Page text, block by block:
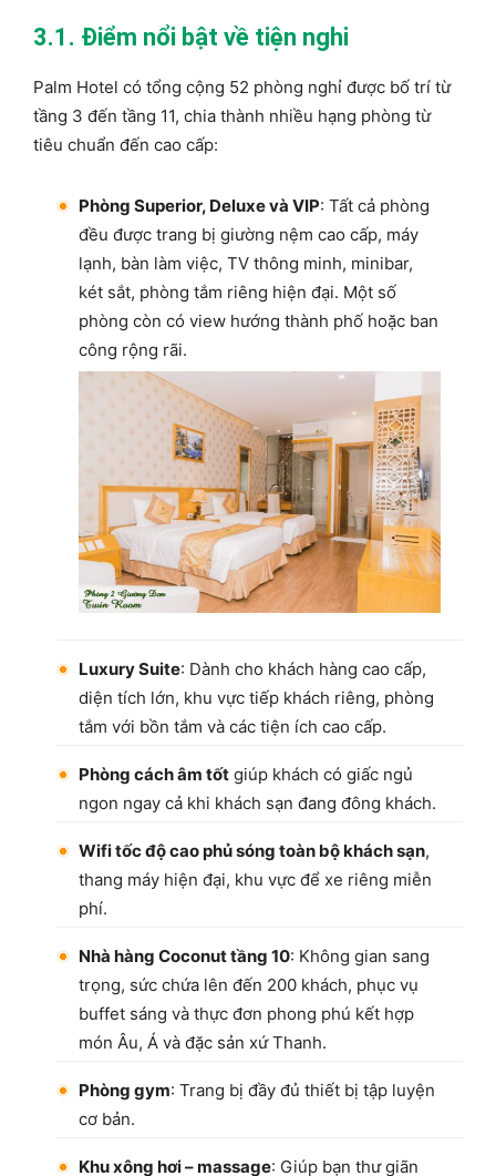
3.1. Điểm nổi bật về tiện nghi
Palm Hotel có tổng cộng 52 phòng nghỉ được bố trí từ
tầng 3 đến tầng 11, chia thành nhiều hạng phòng từ
tiêu chuẩn đến cao cấp:
Phòng Superior, Deluxe và VIP: Tất cả phòng
đều được trang bị giường nệm cao cấp, máy
lạnh, bàn làm việc, TV thông minh, minibar,
két sắt, phòng tắm riêng hiện đại. Một số
phòng còn có view hướng thành phố hoặc ban
công rộng rãi.
Luxury Suite: Dành cho khách hàng cao cấp,
diện tích lớn, khu vực tiếp khách riêng, phòng
tắm với bồn tắm và các tiện ích cao cấp.
Phòng cách âm tốt giúp khách có giấc ngủ
ngon ngay cả khi khách sạn đang đông khách.
Wifi tốc độ cao phủ sóng toàn bộ khách sạn,
thang máy hiện đại, khu vực để xe riêng miễn
phí.
Nhà hàng Coconut tầng 10: Không gian sang
trọng, sức chứa lên đến 200 khách, phục vụ
buffet sáng và thực đơn phong phú kết hợp
món Âu, Á và đặc sản xứ Thanh.
Phòng gym: Trang bị đầy đủ thiết bị tập luyện
cơ bản.
Khu xông hơi – massage: Giúp bạn thư giãn